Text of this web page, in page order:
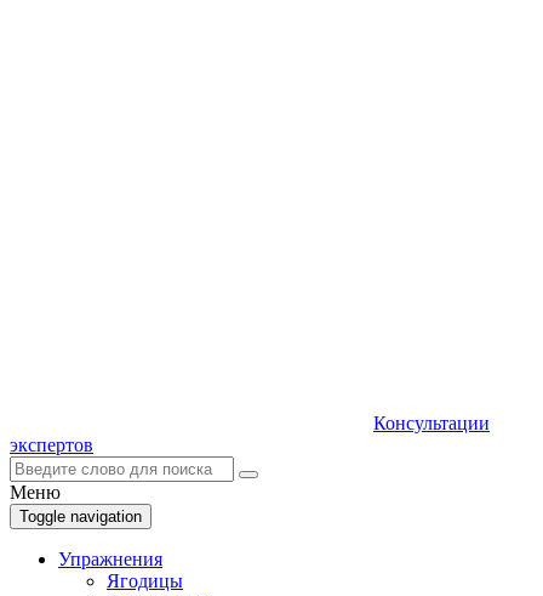
Консультации
экспертов
Меню
Toggle navigation
Упражнения
Ягодицы